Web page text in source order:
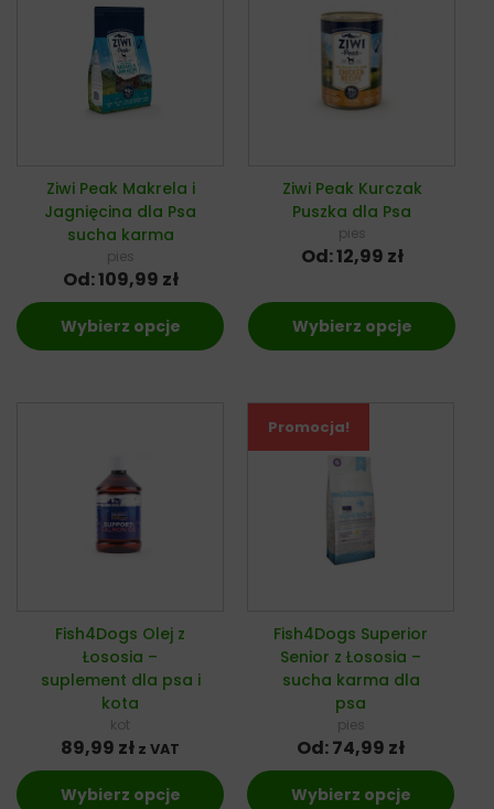
Ziwi Peak Makrela i
Jagnięcina dla Psa
sucha karma
pies
Od:109,99 zł
Wybierz opcje
Ziwi Peak Kurczak
Puszka dla Psa
pies
Od:12,99 zł
Wybierz opcje
Fish4Dogs Olej z
Łososia –
suplement dla psa i
kota
kot
89,99 zł z VAT
Wybierz opcje
Promocja!
Fish4Dogs Superior
Senior z Łososia –
sucha karma dla
psa
pies
Od:74,99 zł
Wybierz opcje